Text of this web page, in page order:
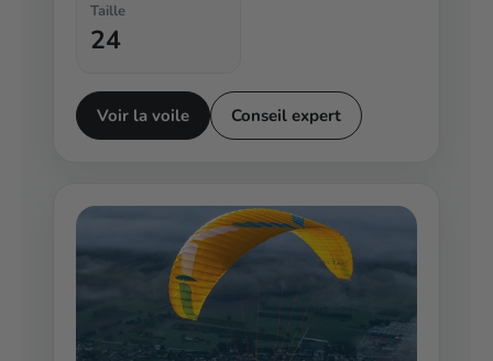
Taille
24
Voir la voile Conseil expert